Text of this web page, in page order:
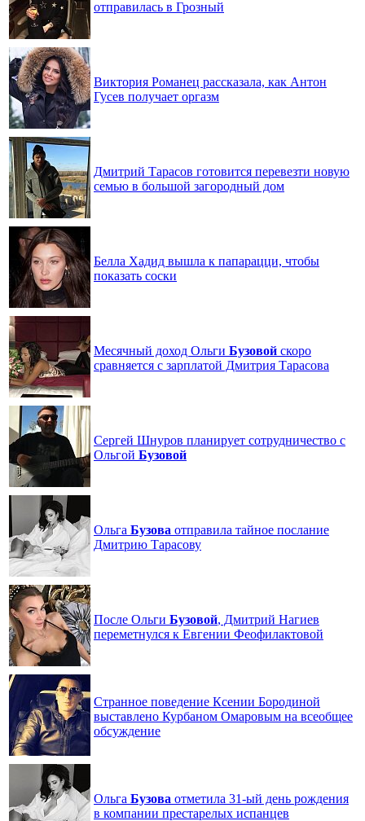
отправилась в Грозный
Виктория Романец рассказала, как Антон
Гусев получает оргазм
Дмитрий Тарасов готовится перевезти новую
семью в большой загородный дом
Белла Хадид вышла к папарацци, чтобы
показать соски
Месячный доход Ольги Бузовой скоро
сравняется с зарплатой Дмитрия Тарасова
Сергей Шнуров планирует сотрудничество с
Ольгой Бузовой
Ольга Бузова отправила тайное послание
Дмитрию Тарасову
После Ольги Бузовой, Дмитрий Нагиев
переметнулся к Евгении Феофилактовой
Странное поведение Ксении Бородиной
выставлено Курбаном Омаровым на всеобщее
обсуждение
Ольга Бузова отметила 31-ый день рождения
в компании престарелых испанцев